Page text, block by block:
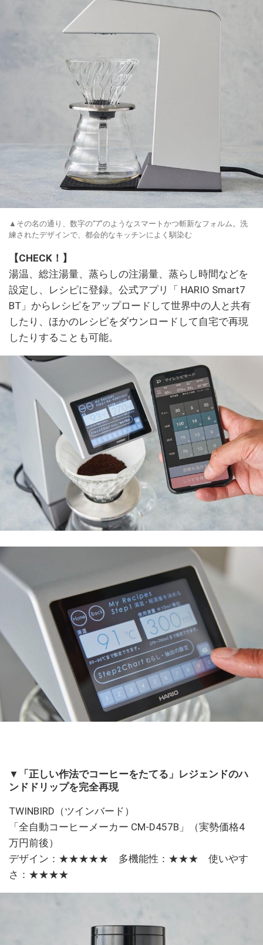
▲その名の通り、数字の“7”のようなスマートかつ斬新なフォルム。洗
練されたデザインで、都会的なキッチンによく馴染む
【CHECK！】
湯温、総注湯量、蒸らしの注湯量、蒸らし時間などを
設定し、レシピに登録。公式アプリ「 HARIO Smart7
BT」からレシピをアップロードして世界中の人と共有
したり、ほかのレシピをダウンロードして自宅で再現
したりすることも可能。
▼「正しい作法でコーヒーをたてる」レジェンドのハ
ンドドリップを完全再現
TWINBIRD（ツインバード）
「全自動コーヒーメーカー CM-D457B」（実勢価格4
万円前後）
デザイン：★★★★★ 多機能性：★★★ 使いやす
さ：★★★★